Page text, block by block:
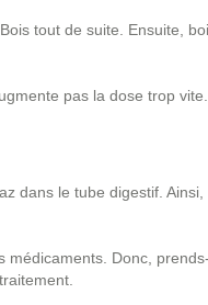
tout de suite. Ensuite,
pas la dose trop vite.
dans le tube digestif.
médicaments. Donc,